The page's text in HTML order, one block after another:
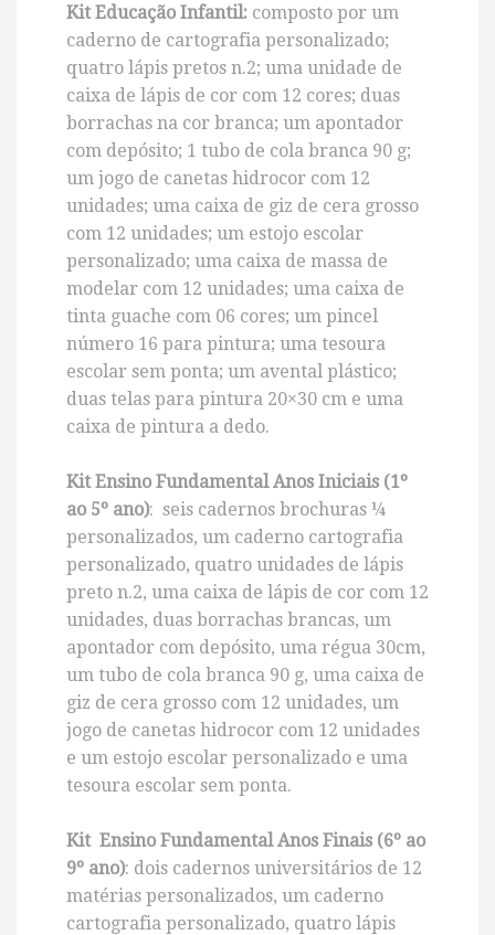
Kit Educação Infantil: composto por um
caderno de cartografia personalizado;
quatro lápis pretos n.2; uma unidade de
caixa de lápis de cor com 12 cores; duas
borrachas na cor branca; um apontador
com depósito; 1 tubo de cola branca 90 g;
um jogo de canetas hidrocor com 12
unidades; uma caixa de giz de cera grosso
com 12 unidades; um estojo escolar
personalizado; uma caixa de massa de
modelar com 12 unidades; uma caixa de
tinta guache com 06 cores; um pincel
número 16 para pintura; uma tesoura
escolar sem ponta; um avental plástico;
duas telas para pintura 20×30 cm e uma
caixa de pintura a dedo.
Kit Ensino Fundamental Anos Iniciais (1º
ao 5º ano): seis cadernos brochuras ¼
personalizados, um caderno cartografia
personalizado, quatro unidades de lápis
preto n.2, uma caixa de lápis de cor com 12
unidades, duas borrachas brancas, um
apontador com depósito, uma régua 30cm,
um tubo de cola branca 90 g, uma caixa de
giz de cera grosso com 12 unidades, um
jogo de canetas hidrocor com 12 unidades
e um estojo escolar personalizado e uma
tesoura escolar sem ponta.
Kit Ensino Fundamental Anos Finais (6º ao
9º ano): dois cadernos universitários de 12
matérias personalizados, um caderno
cartografia personalizado, quatro lápis